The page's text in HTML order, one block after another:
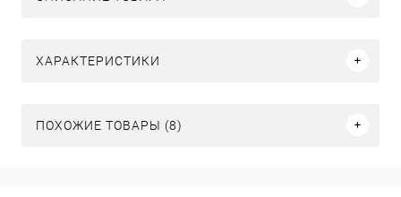
ХАРАКТЕРИСТИКИ
ПОХОЖИЕ ТОВАРЫ (8)